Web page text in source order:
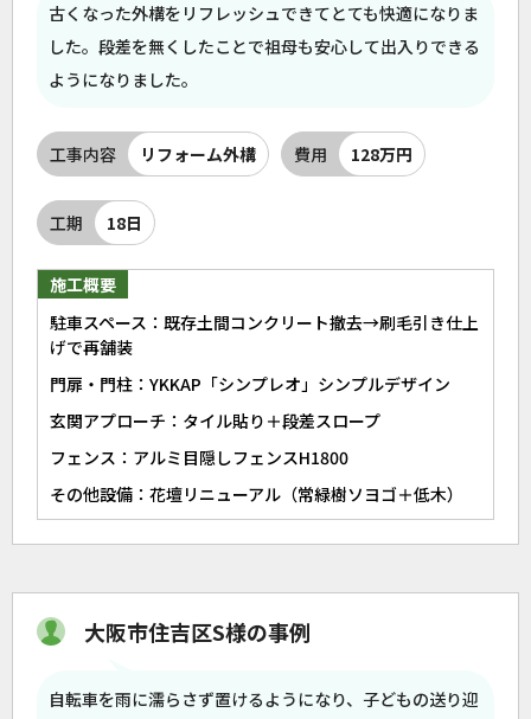
古くなった外構をリフレッシュできてとても快適になりま
した。段差を無くしたことで祖母も安心して出入りできる
ようになりました。
工事内容 リフォーム外構 費用 128万円
工期 18日
施工概要
駐車スペース：既存土間コンクリート撤去→刷毛引き仕上
げで再舗装
門扉・門柱：YKKAP「シンプレオ」シンプルデザイン
玄関アプローチ：タイル貼り＋段差スロープ
フェンス：アルミ目隠しフェンスH1800
その他設備：花壇リニューアル（常緑樹ソヨゴ＋低木）
大阪市住吉区S様の事例
自転車を雨に濡らさず置けるようになり、子どもの送り迎